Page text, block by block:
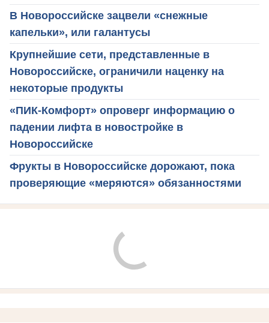
В Новороссийске зацвели «снежные
капельки», или галантусы
Крупнейшие сети, представленные в
Новороссийске, ограничили наценку на
некоторые продукты
«ПИК-Комфорт» опроверг информацию о
падении лифта в новостройке в
Новороссийске
Фрукты в Новороссийске дорожают, пока
проверяющие «меряются» обязанностями